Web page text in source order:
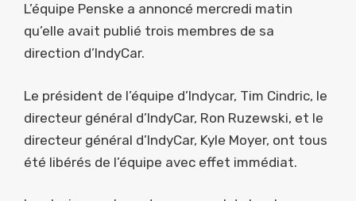
L’équipe Penske a annoncé mercredi matin
qu’elle avait publié trois membres de sa
direction d’IndyCar.
Le président de l’équipe d’Indycar, Tim Cindric, le
directeur général d’IndyCar, Ron Ruzewski, et le
directeur général d’IndyCar, Kyle Moyer, ont tous
été libérés de l’équipe avec effet immédiat.